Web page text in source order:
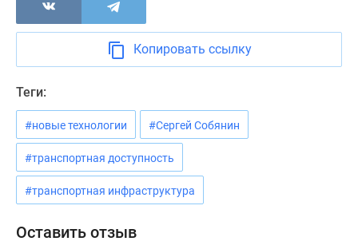
Эксперты
проекте
Контакты
Реклама
сайте
Дзен
места
Копировать ссылку
Теги:
#новые технологии #Сергей Собянин
#транспортная доступность
#транспортная инфраструктура
Оставить отзыв